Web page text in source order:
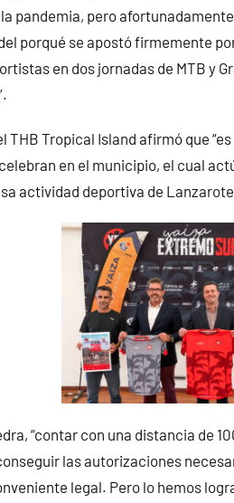
pandemia, pero
porqué se apostó firmemente
en dos jornadas de MTB y
THB Tropical Island afirmó que
en el municipio, el cual
actividad deportiva de
“contar con una distancia de
las autorizaciones
legal. Pero lo hemos